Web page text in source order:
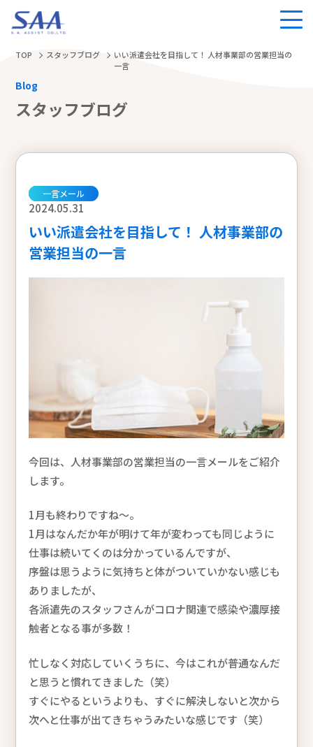
TOP スタッフブログ
いい派遣会社を目指して！ 人材事業部の営業担当の
一言
Blog
スタッフブログ
一言メール
2024.05.31
いい派遣会社を目指して！ 人材事業部の
営業担当の一言
今回は、人材事業部の営業担当の一言メールをご紹介
します。
1月も終わりですね〜。
1月はなんだか年が明けて年が変わっても同じように
仕事は続いてくのは分かっているんですが、
序盤は思うように気持ちと体がついていかない感じも
ありましたが、
各派遣先のスタッフさんがコロナ関連で感染や濃厚接
触者となる事が多数！
忙しなく対応していくうちに、今はこれが普通なんだ
と思うと慣れてきました（笑）
すぐにやるというよりも、すぐに解決しないと次から
次へと仕事が出てきちゃうみたいな感じです（笑）